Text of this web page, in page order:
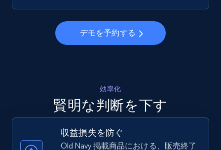
Walmart - products - Collects products by
specific keywords
5.6K+ 876+ 今すぐ始める
デモを予約する
効率化
賢明な判断を下す
収益損失を防ぐ
Old Navy 掲載商品における、販売終了